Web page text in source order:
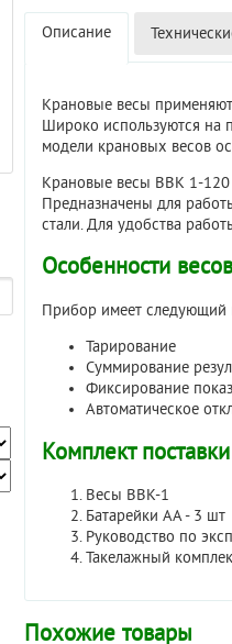
Описание
Крановые весы
Широко используются на
модели крановых весов
Крановые весы ВВК 1-120
Предназначены для
стали. Для удобства
Особенности
Прибор имеет следующий
Тарирование
Суммирование
Фиксирование
Автоматическое
Комплект поставки
Весы ВВК-1
Батарейки АА - 3 шт
Руководство по
Такелажный
Похожие товары